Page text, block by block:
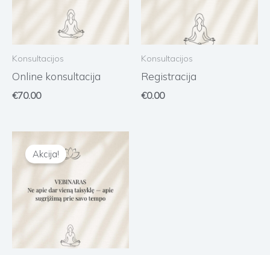
Konsultacijos
Online konsultacija
€70.00
Konsultacijos
Registracija
€0.00
price
was:
price
is:
€25.00.